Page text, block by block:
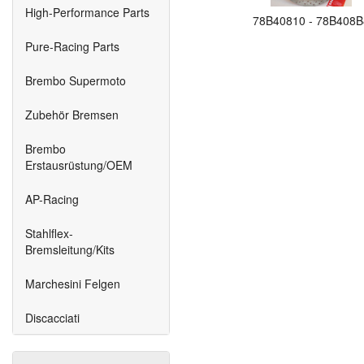
78B40810 -
High-Performance Parts
Pure-Racing Parts
Brembo Supermoto
Zubehör Bremsen
Brembo
Erstausrüstung/OEM
AP-Racing
Stahlflex-
Bremsleitung/Kits
Marchesini Felgen
Discacciati